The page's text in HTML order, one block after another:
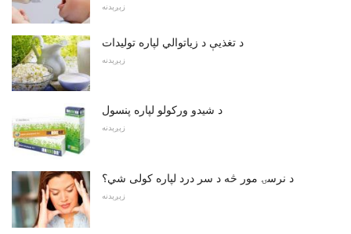
زېږېدنه
د تغذیې د زیاتوالي لپاره تولیدات
زېږېدنه
د شیدو ورکولو لپاره پنسول
زېږېدنه
د نرسۍ مور څه د سر درد لپاره کولی شي؟
زېږېدنه